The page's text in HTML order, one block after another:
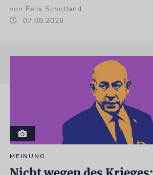
von Felix Schotland
07.08.2026
MEINUNG